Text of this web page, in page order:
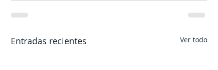
Entradas recientes Ver todo